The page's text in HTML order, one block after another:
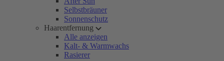
Selbstbräuner
Sonnenschutz
Haarentfernung
Alle anzeigen
Kalt- & Warmwachs
Rasierer